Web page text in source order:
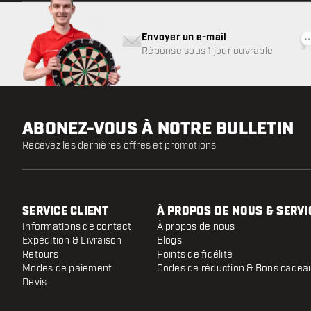
Envoyer un e-mail
Réponse sous 1 jour ouvrable
ABONEZ-VOUS À NOTRE BULLETIN
Recevez les dernières offres et promotions
SERVICE CLIENT
Informations de contact
Expédition & Livraison
Retours
Modes de paiement
Devis
À PROPOS DE NOUS &
À propos de nous
Blogs
Points de fidélité
Codes de réduction & Bons